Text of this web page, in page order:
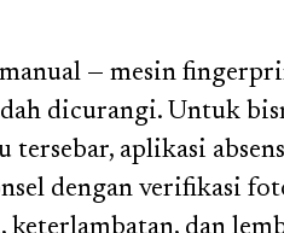
— mesin
dicurangi. Untuk
aplikasi
dengan verifikasi